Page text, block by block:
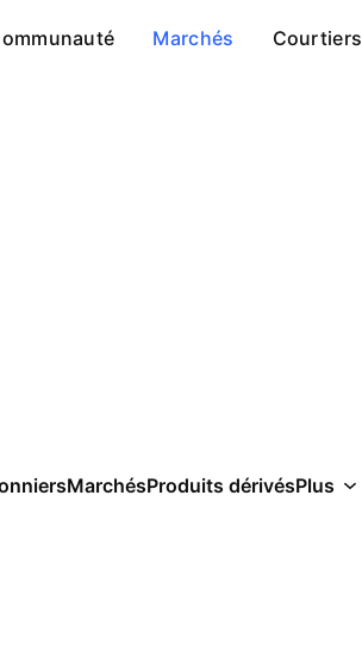
Marchés Courtiers
MarchésProduits dérivésPlus